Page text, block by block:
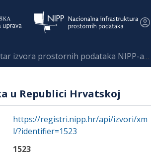
izvora prostornih podataka NIPP-a
u Republici Hrvatskoj
https://registri.nipp.hr/api/izvori/xm
l/?identifier=1523
1523